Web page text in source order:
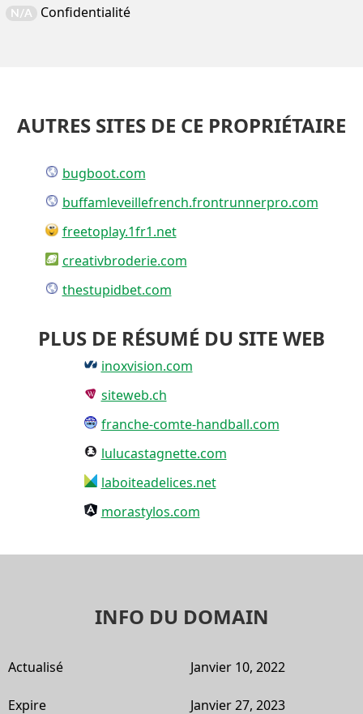
N/A Confidentialité
AUTRES SITES DE CE PROPRIÉTAIRE
bugboot.com
buffamleveillefrench.frontrunnerpro.com
freetoplay.1fr1.net
creativbroderie.com
thestupidbet.com
PLUS DE RÉSUMÉ DU SITE WEB
inoxvision.com
siteweb.ch
franche-comte-handball.com
lulucastagnette.com
laboiteadelices.net
morastylos.com
INFO DU DOMAIN
Actualisé Janvier 10, 2022
Expire Janvier 27, 2023